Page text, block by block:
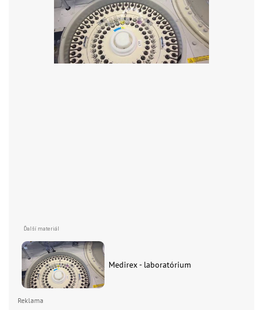
Medirex - laboratórium
Reklama